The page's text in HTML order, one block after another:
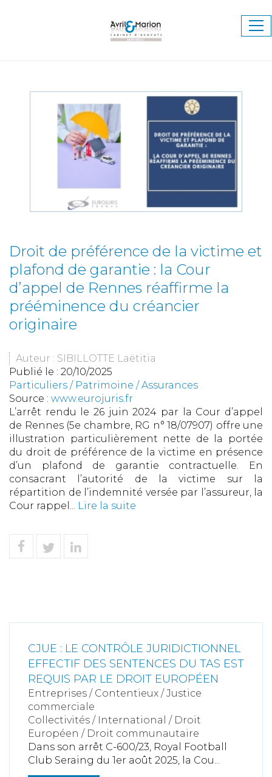
Droit de préférence de la victime et
plafond de garantie : la Cour
d’appel de Rennes réaffirme la
prééminence du créancier
originaire
Auteur : SIBILLOTTE Laëtitia
Publié le : 20/10/2025
Particuliers / Patrimoine / Assurances
Source : www.eurojuris.fr
L’arrêt rendu le 26 juin 2024 par la Cour d’appel
de Rennes (5e chambre, RG n° 18/07907) offre une
illustration particulièrement nette de la portée
du droit de préférence de la victime en présence
d’un plafond de garantie contractuelle. En
consacrant l’autorité de la victime sur la
répartition de l’indemnité versée par l’assureur, la
Cour rappel... Lire la suite
CJUE : LE CONTRÔLE JURIDICTIONNEL
EFFECTIF DES SENTENCES DU TAS EST
REQUIS PAR LE DROIT EUROPÉEN
Entreprises / Contentieux / Justice
commerciale
Collectivités / International / Droit
Européen / Droit communautaire
Dans son arrêt C-600/23, Royal Football
Club Seraing du 1er août 2025, la Cou...